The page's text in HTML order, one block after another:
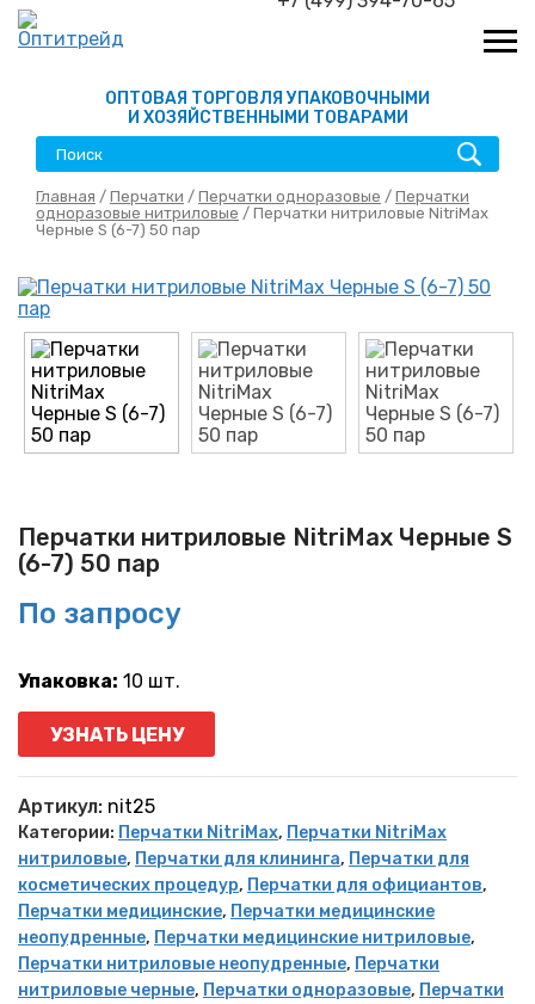
ОПТОВАЯ ТОРГОВЛЯ УПАКОВОЧНЫМИ
И ХОЗЯЙСТВЕННЫМИ ТОВАРАМИ
Главная / Перчатки / Перчатки одноразовые / Перчатки
одноразовые нитриловые / Перчатки нитриловые NitriMax
Черные S (6-7) 50 пар
Перчатки нитриловые NitriMax Черные S
(6-7) 50 пар
По запросу
Упаковка: 10 шт.
УЗНАТЬ ЦЕНУ
Артикул: nit25
Категории: Перчатки NitriMax, Перчатки NitriMax
нитриловые, Перчатки для клининга, Перчатки для
косметических процедур, Перчатки для официантов,
Перчатки медицинские, Перчатки медицинские
неопудренные, Перчатки медицинские нитриловые,
Перчатки нитриловые неопудренные, Перчатки
нитриловые черные, Перчатки одноразовые, Перчатки